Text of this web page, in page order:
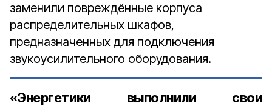
заменили повреждённые корпуса
распределительных шкафов,
предназначенных для подключения
звукоусилительного оборудования.
«Энергетики выполнили свои